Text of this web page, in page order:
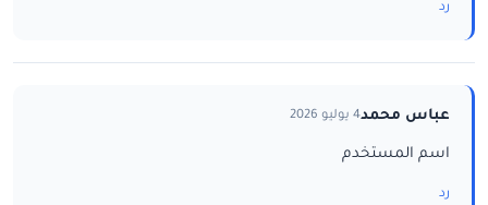
رد
عباس محمد4 يوليو 2026
اسم المستخدم
رد